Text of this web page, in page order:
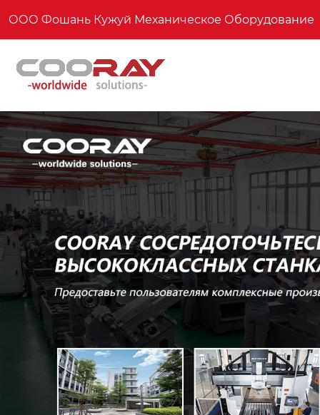
ООО Фошань Кужуй Механическое Оборудование